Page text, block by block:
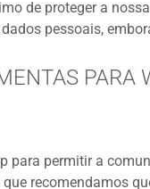
de proteger a
pessoais,
PARA
para permitir a
recomendamos